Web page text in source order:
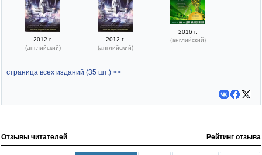
2012 г.
(английский)
2012 г.
(английский)
2016 г.
(английский)
страница всех изданий (35 шт.) >>
Отзывы читателей Рейтинг отзыва